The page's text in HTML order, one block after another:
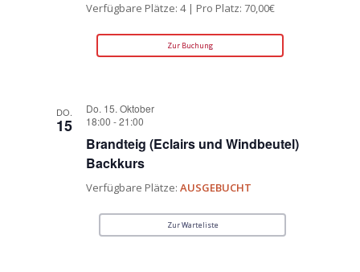
Verfügbare Plätze: 4 | Pro Platz: 70,00€
Zur Buchung
DO.
15
Do. 15. Oktober
18:00 -21:00
Brandteig (Eclairs und Windbeutel)
Backkurs
Verfügbare Plätze:AUSGEBUCHT
Zur Warteliste